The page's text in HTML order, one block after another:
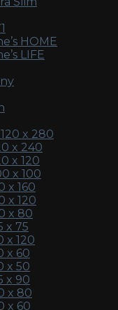
HOME
LIFE
x 280
x 240
x 120
x 100
x 160
x 120
x 80
x 75
x 120
x 60
x 50
x 90
x 80
x 60